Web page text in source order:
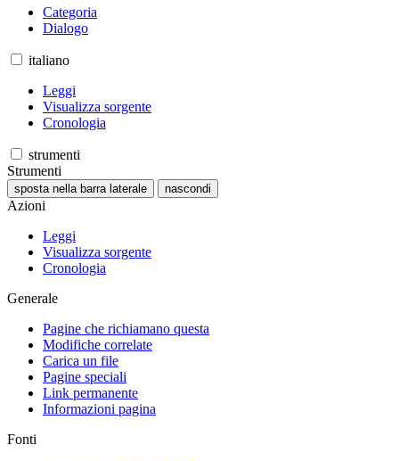
Categoria
Dialogo
italiano
Leggi
Visualizza sorgente
Cronologia
strumenti
Strumenti
sposta nella barra laterale nascondi
Azioni
Leggi
Visualizza sorgente
Cronologia
Generale
Pagine che richiamano questa
Modifiche correlate
Carica un file
Pagine speciali
Link permanente
Informazioni pagina
Fonti